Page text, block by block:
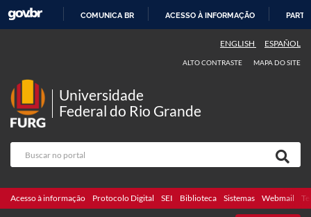
COMUNICA BR ACESSO À INFORMAÇÃO
ENGLISH ESPAÑOL
ALTO CONTRASTE MAPA DO SITE
Universidade
Federal do Rio Grande
Acesso à informação Protocolo Digital SEI Biblioteca Sistemas Webmail